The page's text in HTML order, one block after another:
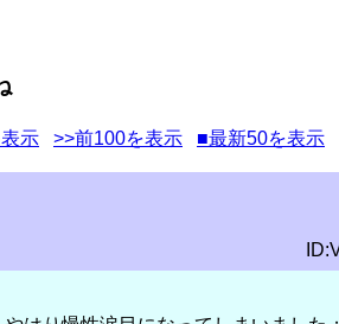
示 >>前100を表示 ■最新50を表示